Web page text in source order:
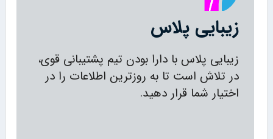
زیبایی پلاس
زیبایی پلاس با دارا بودن تیم پشتیبانی قوی،
در تلاش است تا به روزترین اطلاعات را در
اختیار شما قرار دهید.